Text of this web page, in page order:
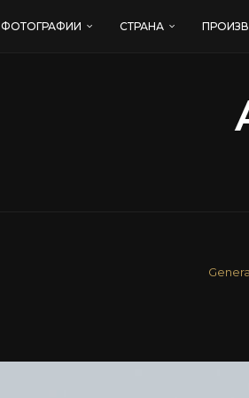
ФОТОГРАФИИ СТРАНА